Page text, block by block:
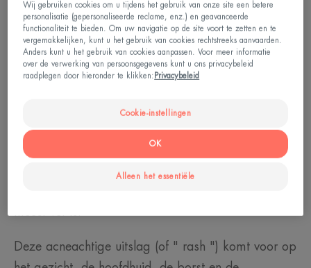
Herkennen van acneachtige
uitslag
niet verwant met acnepuistjes: het zijn noch mee-
eters noch microcysten. Het lijkt echter op acne,
net als de plaats waar het voorkomt: deze rode
puistjes, soms met een witte kop, verschijnen op de
Deze acneachtige uitslag (of " rash ") komt voor op
Wij gebruiken cookies om u tijdens het gebruik van onze site een betere
personalisatie (gepersonaliseerde reclame, enz.) en geavanceerde
functionaliteit te bieden. Om uw navigatie op de site voort te zetten en te
vergemakkelijken, kunt u het gebruik van cookies rechtstreeks aanvaarden.
Anders kunt u het gebruik van cookies aanpassen. Voor meer informatie
over de verwerking van persoonsgegevens kunt u ons privacybeleid
raadplegen door hieronder te klikken: Privacybeleid
Cookie-instellingen
Alleen het essentiële
OK